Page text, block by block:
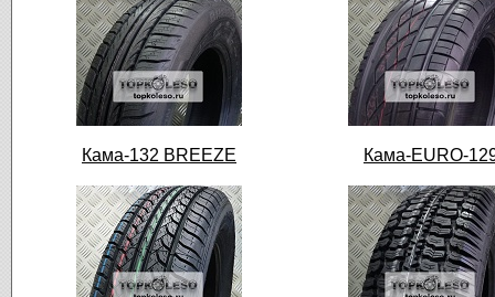
Кама-132 BREEZE Кама-EURO-